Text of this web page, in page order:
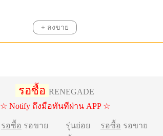
+ ลงขาย
รอซื้อ RENEGADE
☆ Notify ถึงมือทันทีผ่าน APP ☆
รอซื้อ รอขาย
รุ่นย่อย รอซื้อ รอขาย